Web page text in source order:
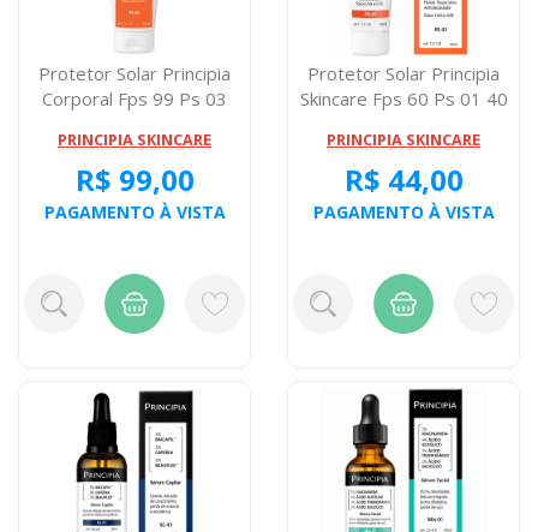
Protetor Solar Principia
Corporal Fps 99 Ps 03
PRINCIPIA SKINCARE
R$ 99,00
PAGAMENTO À VISTA
Protetor Solar Principia
Skincare Fps 60 Ps 01 40
PRINCIPIA SKINCARE
R$ 44,00
PAGAMENTO À VISTA